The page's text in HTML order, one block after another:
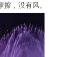
，没有风。